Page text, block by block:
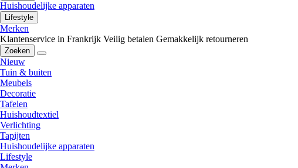
Huishoudelijke apparaten
Lifestyle
Merken
Klantenservice in Frankrijk Veilig betalen Gemakkelijk retourneren
Zoeken
Nieuw
Tuin & buiten
Meubels
Decoratie
Tafelen
Huishoudtextiel
Verlichting
Tapijten
Huishoudelijke apparaten
Lifestyle